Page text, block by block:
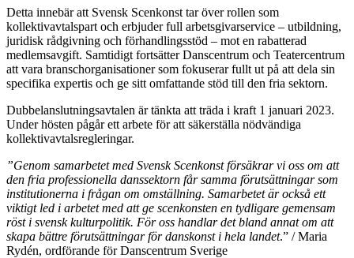
Detta innebär att Svensk Scenkonst tar över rollen som
kollektivavtalspart och erbjuder full arbetsgivarservice – utbildning,
juridisk rådgivning och förhandlingsstöd – mot en rabatterad
medlemsavgift. Samtidigt fortsätter Danscentrum och Teatercentrum
att vara branschorganisationer som fokuserar fullt ut på att dela sin
specifika expertis och ge sitt omfattande stöd till den fria sektorn.
Dubbelanslutningsavtalen är tänkta att träda i kraft 1 januari 2023.
Under hösten pågår ett arbete för att säkerställa nödvändiga
kollektivavtalsregleringar.
”Genom samarbetet med Svensk Scenkonst försäkrar vi oss om att
den fria professionella danssektorn får samma förutsättningar som
institutionerna i frågan om omställning. Samarbetet är också ett
viktigt led i arbetet med att ge scenkonsten en tydligare gemensam
röst i svensk kulturpolitik. För oss handlar det bland annat om att
skapa bättre förutsättningar för danskonst i hela landet.” / Maria
Rydén, ordförande för Danscentrum Sverige